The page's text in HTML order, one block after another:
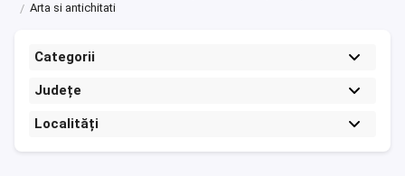
Arta si antichitati
Categorii
Județe
Localități